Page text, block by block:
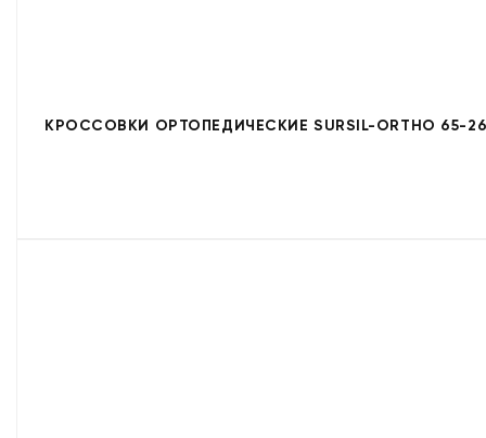
КРОССОВКИ ОРТОПЕДИЧЕСКИЕ SURSIL-ORTHO 65-